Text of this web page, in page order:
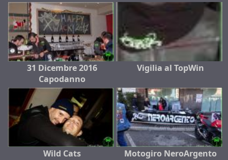
31 Dicembre 2016
Capodanno
Vigilia al TopWin
Wild Cats Motogiro NeroArgento